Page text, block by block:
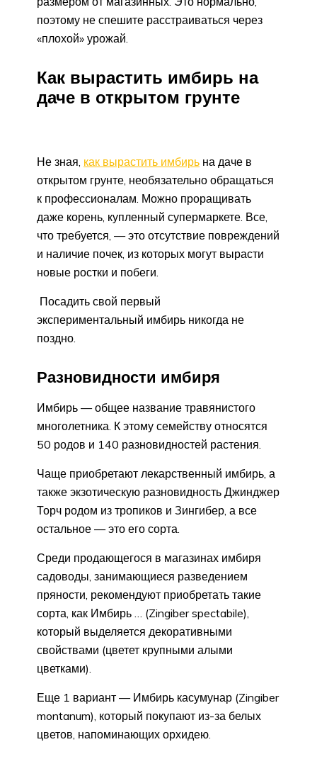
поэтому не спешите расстраиваться через
«плохой» урожай.
Как вырастить имбирь на
даче в открытом грунте
Не зная, как вырастить имбирь на даче в
открытом грунте, необязательно обращаться
к профессионалам. Можно проращивать
даже корень, купленный супермаркете. Все,
что требуется, — это отсутствие повреждений
и наличие почек, из которых могут вырасти
новые ростки и побеги.
Посадить свой первый
экспериментальный имбирь никогда не
поздно.
Разновидности имбиря
Имбирь — общее название травянистого
многолетника. К этому семейству относятся
50 родов и 140 разновидностей растения.
Чаще приобретают лекарственный имбирь, а
также экзотическую разновидность Джинджер
Торч родом из тропиков и Зингибер, а все
остальное — это его сорта.
Среди продающегося в магазинах имбиря
садоводы, занимающиеся разведением
пряности, рекомендуют приобретать такие
сорта, как Имбирь … (Zingiber spectabile),
который выделяется декоративными
свойствами (цветет крупными алыми
цветками).
Еще 1 вариант — Имбирь касумунар (Zingiber
montanum), который покупают из-за белых
цветов, напоминающих орхидею.